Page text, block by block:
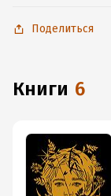
приложение для
Поделиться
книги 6